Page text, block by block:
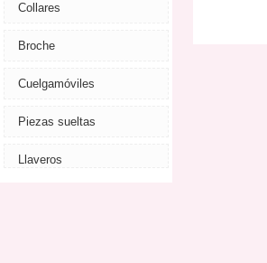
Collares
Broche
Cuelgamóviles
Piezas sueltas
Llaveros